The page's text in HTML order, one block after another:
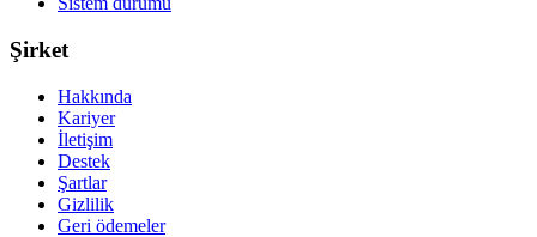
Şirket
Hakkında
Kariyer
İletişim
Destek
Şartlar
Gizlilik
Geri ödemeler